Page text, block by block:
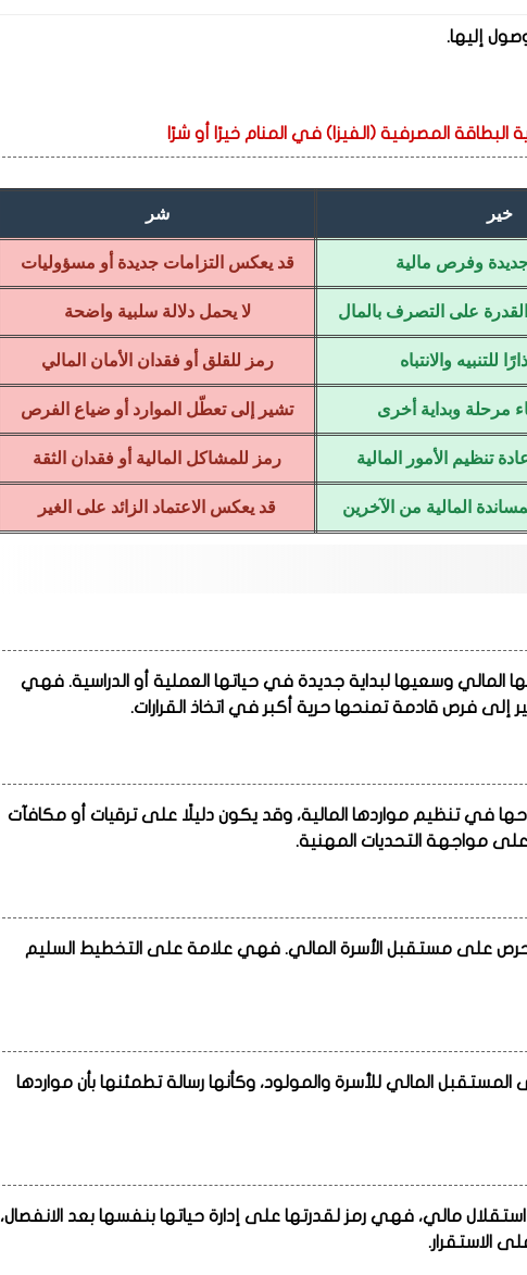
إليها.
المصرفية (الفيزا) في المنام خيرًا أو شرًا
خير شر
جديدة وفرص مالية قد يعكس التزامات جديدة أو مسؤوليات
على التصرف بالمال لا يحمل دلالة سلبية واضحة
للتنبيه والانتباه رمز للقلق أو فقدان الأمان المالي
مرحلة وبداية أخرى تشير إلى تعطّل الموارد أو ضياع الفرص
تنظيم الأمور المالية رمز للمشاكل المالية أو فقدان الثقة
المالية من الآخرين قد يعكس الاعتماد الزائد على الغير
المالي وسعيها لبداية جديدة في حياتها العملية أو الدراسية. فهي
فرص قادمة تمنحها حرية أكبر في اتخاذ القرارات.
في تنظيم مواردها المالية، وقد يكون دليلًا على ترقيات أو مكافآت
مواجهة التحديات المهنية.
على مستقبل الأسرة المالي. فهي علامة على التخطيط السليم
المالي للأسرة والمولود، وكأنها رسالة تطمئنها بأن مواردها
مالي، فهي رمز لقدرتها على إدارة حياتها بنفسها بعد الانفصال،
الاستقرار.